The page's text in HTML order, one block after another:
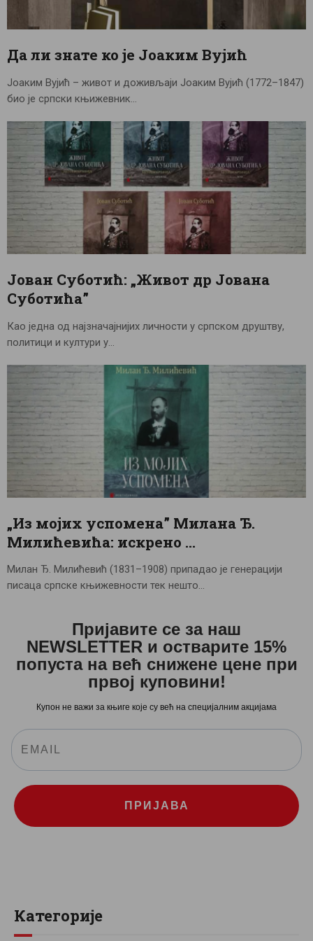
ЦЕНОВНИК
ПИСМО
Да ли знате ко је Јоаким Вујић
Јоаким Вујић – живот и доживљаји Јоаким Вујић (1772–1847)
био је српски књижевник…
Јован Суботић: „Живот др Јована
Суботића”
Као једна од најзначајнијих личности у српском друштву,
политици и култури у…
„Из мојих успомена” Милана Ђ.
Милићевића: искрено …
Милан Ђ. Милићевић (1831–1908) припадао је генерацији
писаца српске књижевности тек нешто…
Пријавите се за наш
NEWSLETTER и остварите 15%
попуста на већ снижене цене при
првој куповини!
Купон не важи за књиге које су већ на специјалним акцијама
ПРИЈАВА
Категорије